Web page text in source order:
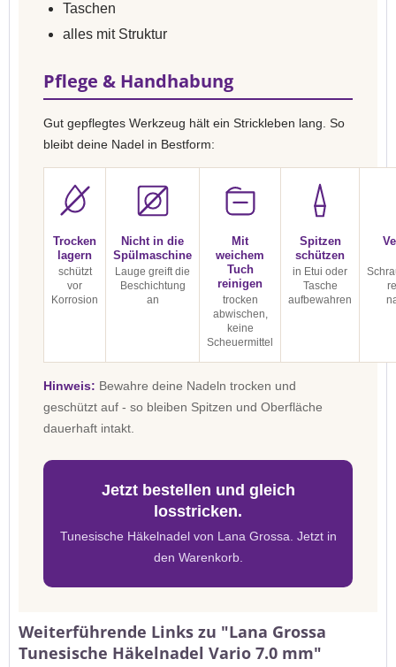
Taschen
alles mit Struktur
Pflege & Handhabung
Gut gepflegtes Werkzeug hält ein Strickleben lang. So
bleibt deine Nadel in Bestform:
Trocken
lagern
schützt
vor
Korrosion
Nicht in die
Spülmaschine
Lauge greift die
Beschichtung
an
Mit
weichem
Tuch
reinigen
trocken
abwischen,
keine
Scheuermittel
Spitzen
schützen
in Etui oder
Tasche
aufbewahren
Hinweis: Bewahre deine Nadeln trocken und
geschützt auf - so bleiben Spitzen und Oberfläche
dauerhaft intakt.
Jetzt bestellen und gleich
losstricken.
Tunesische Häkelnadel von Lana Grossa. Jetzt in
den Warenkorb.
Weiterführende Links zu "Lana Grossa
Tunesische Häkelnadel Vario 7.0 mm"